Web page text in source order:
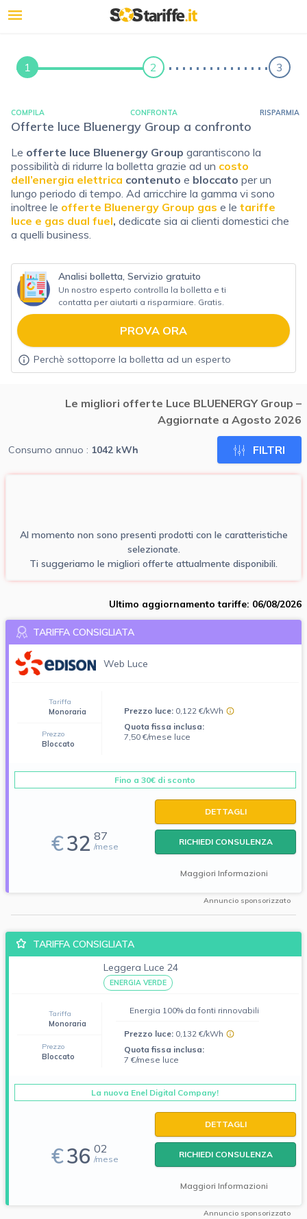
1
COMPILA
2
CONFRONTA
3
RISPARMIA
Offerte luce Bluenergy Group a confronto
Le offerte luce Bluenergy Group garantiscono la
possibilità di ridurre la bolletta grazie ad un costo
dell’energia elettrica contenuto e bloccato per un
lungo periodo di tempo. Ad arricchire la gamma vi sono
inoltree le offerte Bluenergy Group gas e le tariffe
luce e gas dual fuel, dedicate sia ai clienti domestici che
a quelli business.
Analisi bolletta, Servizio gratuito
Un nostro esperto controlla la bolletta e ti
contatta per aiutarti a risparmiare. Gratis.
PROVA ORA
Perchè sottoporre la bolletta ad un esperto
Le migliori offerte Luce BLUENERGY Group –
Aggiornate a Agosto 2026
Consumo annuo : 1042 kWh FILTRI
Al momento non sono presenti prodotti con le caratteristiche
selezionate.
Ti suggeriamo le migliori offerte attualmente disponibili.
Ultimo aggiornamento tariffe: 06/08/2026
TARIFFA CONSIGLIATA
Web Luce
Tariffa
Monoraria
Prezzo
Bloccato
Prezzo luce: 0,122 €/kWh
Quota fissa inclusa:
7,50 €/mese luce
Fino a 30€ di sconto
€32 87
/mese
DETTAGLI
RICHIEDI CONSULENZA
Maggiori Informazioni
Annuncio sponsorizzato
TARIFFA CONSIGLIATA
Leggera Luce 24
ENERGIA VERDE
Tariffa
Monoraria
Prezzo
Bloccato
Energia 100% da fonti rinnovabili
Prezzo luce: 0,132 €/kWh
Quota fissa inclusa:
7 €/mese luce
La nuova Enel Digital Company!
€36 02
/mese
DETTAGLI
RICHIEDI CONSULENZA
Maggiori Informazioni
Annuncio sponsorizzato